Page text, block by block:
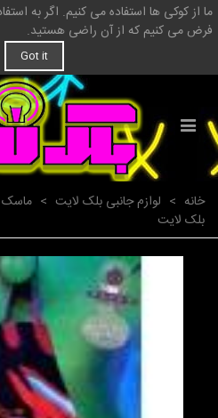
ما از کوکی ها استفاده می کنیم. اگر به
فرض می کنیم که از آن راضی هستید.
Got it
خانه > لوازم جانبی بلک لایت >
بلک لایت